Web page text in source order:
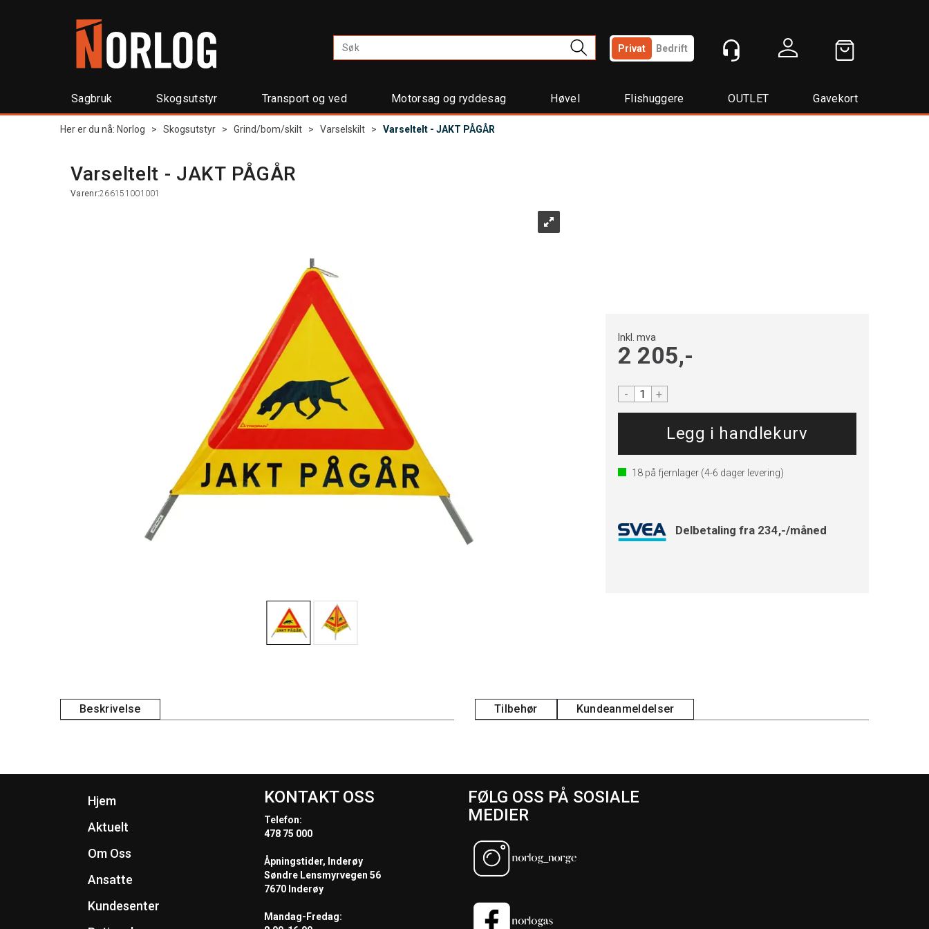
Privat Bedrift
Sagbruk Skogsutstyr Transport og ved Motorsag og ryddesag Høvel Flishuggere OUTLET Gavekort
Her er du nå: Norlog > Skogsutstyr > Grind/bom/skilt > Varselskilt > Varseltelt - JAKT PÅGÅR
Varseltelt - JAKT PÅGÅR
Varenr:266151001001
Inkl. mva
2 205,-
- +
18 på fjernlager(4-6 dager levering)
Delbetaling fra 234,-/måned
Beskrivelse Tilbehør Kundeanmeldelser
Hjem
Aktuelt
Om Oss
Ansatte
Kundesenter
KONTAKT OSS
Telefon:
478 75 000
Åpningstider, Inderøy
Søndre Lensmyrvegen 56
7670 Inderøy
Mandag-Fredag:
FØLG OSS PÅ SOSIALE
MEDIER